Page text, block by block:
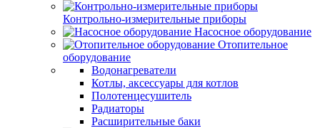
Контрольно-измерительные приборы
Насосное оборудование
Отопительное
оборудование
Водонагреватели
Котлы, аксессуары для котлов
Полотенцесушитель
Радиаторы
Расширительные баки